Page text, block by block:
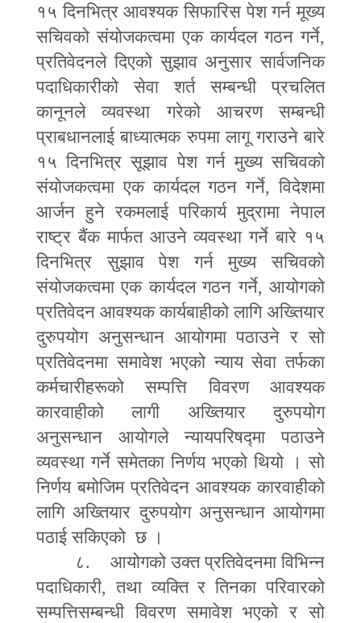
१५ दिनभित्र आवश्यक सिफारिस पेश गर्न मूख्य
सचिवको संयोजकत्वमा एक कार्यदल गठन गर्ने,
प्रतिवेदनले दिएको सुझाव अनुसार सार्वजनिक
पदाधिकारीको सेवा शर्त सम्बन्धी प्रचलित
कानूनले व्यवस्था गरेको आचरण सम्बन्धी
प्राबधानलाई बाध्यात्मक रुपमा लागू गराउने बारे
१५ दिनभित्र सूझाव पेश गर्न मुख्य सचिवको
संयोजकत्वमा एक कार्यदल गठन गर्ने,विदेशमा
आर्जन हुने रकमलाई परिकार्य मुद्रामा नेपाल
राष्ट्र बैंक मार्फत आउने व्यवस्था गर्ने बारे १५
दिनभित्र सुझाव पेश गर्न मुख्य सचिवको
संयोजकत्वमा एक कार्यदल गठन गर्ने,आयोगको
प्रतिवेदन आवश्यक कार्यबाहीको लागि अख्तियार
दुरुपयोग अनुसन्धान आयोगमा पठाउने र सो
प्रतिवेदनमा समावेश भएको न्याय सेवा तर्फका
कर्मचारीहरूको सम्पत्ति विवरण आवश्यक
कारवाहीको लागी अख्तियार दुरुपयोग
अनुसन्धान आयोगले न्यायपरिषद्मा पठाउने
व्यवस्था गर्ने समेतका निर्णय भएको थियो । सो
निर्णय बमोजिम प्रतिवेदन आवश्यक कारवाहीको
लागि अख्तियार दुरुपयोग अनुसन्धान आयोगमा
पठाई सकिएको छ ।
८. आयोगको उक्त प्रतिवेदनमा विभिन्न
पदाधिकारी,तथा व्यक्ति र तिनका परिवारको
सम्पत्तिसम्बन्धी विवरण समावेश भएको र सो